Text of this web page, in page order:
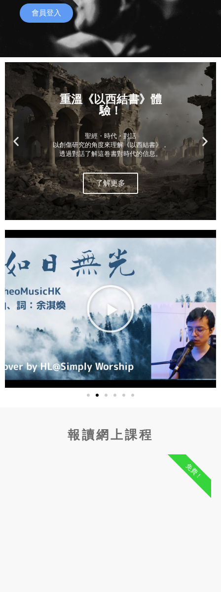
會員登入
重溫《以西結書》體
驗！
聖經・時代・對話
以創傷研究的角度來理解《以西結書》，
透過對話了解這卷書對時代的信息。
了解更多
報讀網上課程
免費！